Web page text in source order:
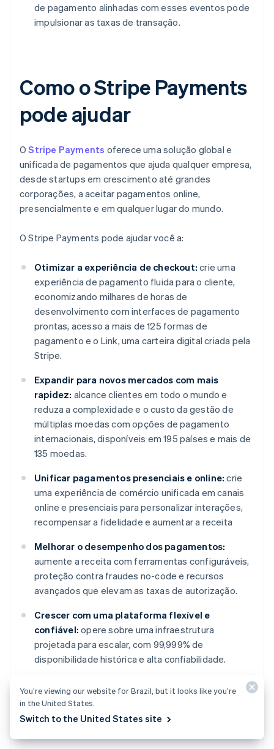
de pagamento alinhadas com esses eventos pode
impulsionar as taxas de transação.
Como o Stripe Payments
pode ajudar
OStripe Payments oferece uma solução global e
unificada de pagamentos que ajuda qualquer empresa,
desde startups em crescimento até grandes
corporações, a aceitar pagamentos online,
presencialmente e em qualquer lugar do mundo.
O Stripe Payments pode ajudar você a:
Otimizar a experiência de checkout: crie uma
experiência de pagamento fluida para o cliente,
economizando milhares de horas de
desenvolvimento com interfaces de pagamento
prontas, acesso a mais de 125 formas de
pagamento e o Link, uma carteira digital criada pela
Stripe.
Expandir para novos mercados com mais
rapidez: alcance clientes em todo o mundo e
reduza a complexidade e o custo da gestão de
múltiplas moedas com opções de pagamento
internacionais, disponíveis em 195 países e mais de
135 moedas.
Unificar pagamentos presenciais e online: crie
uma experiência de comércio unificada em canais
online e presenciais para personalizar interações,
recompensar a fidelidade e aumentar a receita
Melhorar o desempenho dos pagamentos:
aumente a receita com ferramentas configuráveis,
proteção contra fraudes no-code e recursos
avançados que elevam as taxas de autorização.
Crescer com uma plataforma flexível e
confiável: opere sobre uma infraestrutura
projetada para escalar, com 99,999% de
disponibilidade histórica e alta confiabilidade.
Saiba mais sobre como oStripe Paymentspode
potencializar seus pagamentos online e presenciais ou
comece já.
You’re viewing our website for Brazil, but it looks like you’re
in the United States.
Switch to the United States site